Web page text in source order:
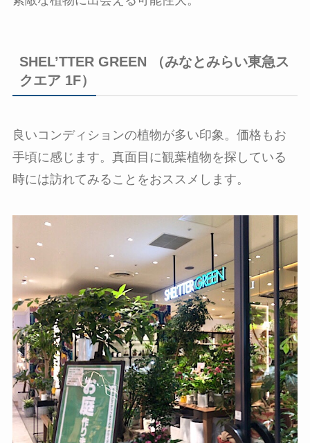
SHEL’TTER GREEN （みなとみらい東急ス
クエア 1F）
良いコンディションの植物が多い印象。価格もお
手頃に感じます。真面目に観葉植物を探している
時には訪れてみることをおススメします。